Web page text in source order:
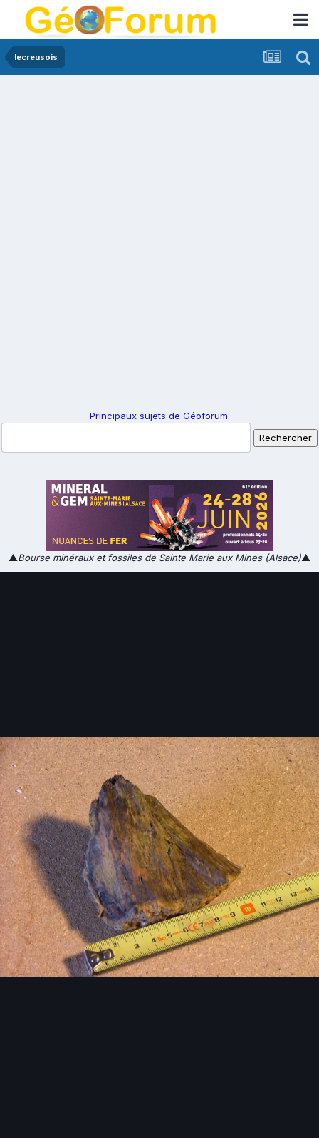
lecreusois
Principaux sujets de Géoforum.
▲Bourse minéraux et fossiles de Sainte Marie aux Mines (Alsace)▲